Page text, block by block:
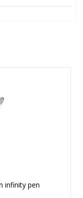
infinity pen